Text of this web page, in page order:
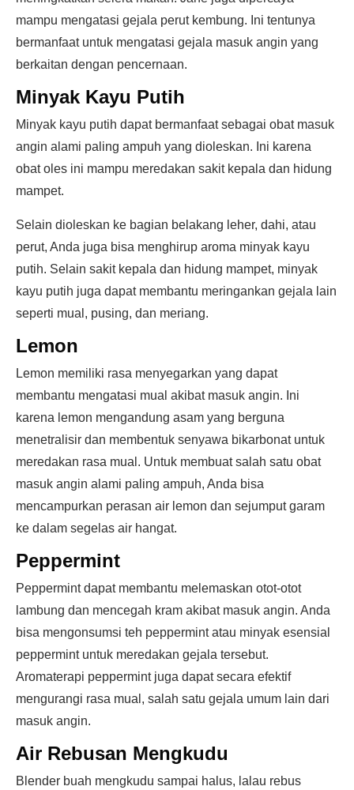
mampu mengatasi gejala perut kembung. Ini tentunya
bermanfaat untuk mengatasi gejala masuk angin yang
berkaitan dengan pencernaan.
Minyak Kayu Putih
Minyak kayu putih dapat bermanfaat sebagai obat masuk
angin alami paling ampuh yang dioleskan. Ini karena
obat oles ini mampu meredakan sakit kepala dan hidung
mampet.
Selain dioleskan ke bagian belakang leher, dahi, atau
perut, Anda juga bisa menghirup aroma minyak kayu
putih. Selain sakit kepala dan hidung mampet, minyak
kayu putih juga dapat membantu meringankan gejala lain
seperti mual, pusing, dan meriang.
Lemon
Lemon memiliki rasa menyegarkan yang dapat
membantu mengatasi mual akibat masuk angin. Ini
karena lemon mengandung asam yang berguna
menetralisir dan membentuk senyawa bikarbonat untuk
meredakan rasa mual. Untuk membuat salah satu obat
masuk angin alami paling ampuh, Anda bisa
mencampurkan perasan air lemon dan sejumput garam
ke dalam segelas air hangat.
Peppermint
Peppermint dapat membantu melemaskan otot-otot
lambung dan mencegah kram akibat masuk angin. Anda
bisa mengonsumsi teh peppermint atau minyak esensial
peppermint untuk meredakan gejala tersebut.
Aromaterapi peppermint juga dapat secara efektif
mengurangi rasa mual, salah satu gejala umum lain dari
masuk angin.
Air Rebusan Mengkudu
Blender buah mengkudu sampai halus, lalau rebus